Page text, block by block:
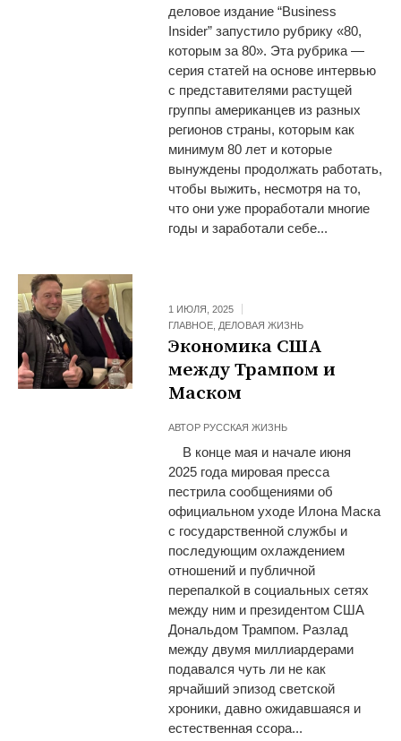
деловое издание “Business
Insider” запустило рубрику «80,
которым за 80». Эта рубрика —
серия статей на основе интервью
с представителями растущей
группы американцев из разных
регионов страны, которым как
минимум 80 лет и которые
вынуждены продолжать работать,
чтобы выжить, несмотря на то,
что они уже проработали многие
годы и заработали себе...
1 ИЮЛЯ, 2025
ГЛАВНОЕ ДЕЛОВАЯ ЖИЗНЬ
Экономика США
между Трампом и
Маском
АВТОР РУССКАЯ ЖИЗНЬ
В конце мая и начале июня
2025 года мировая пресса
пестрила сообщениями об
официальном уходе Илона Маска
с государственной службы и
последующим охлаждением
отношений и публичной
перепалкой в социальных сетях
между ним и президентом США
Дональдом Трампом. Разлад
между двумя миллиардерами
подавался чуть ли не как
ярчайший эпизод светской
хроники, давно ожидавшаяся и
естественная ссора...